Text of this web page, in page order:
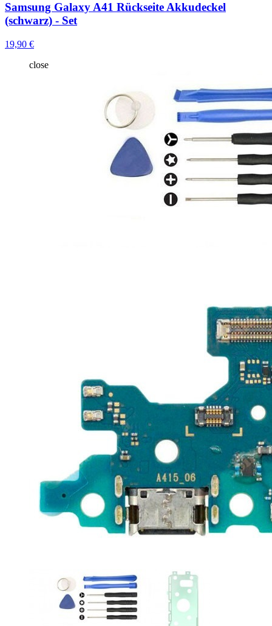
Samsung Galaxy A41 Rückseite Akkudeckel
(schwarz) - Set
19,90 €
close